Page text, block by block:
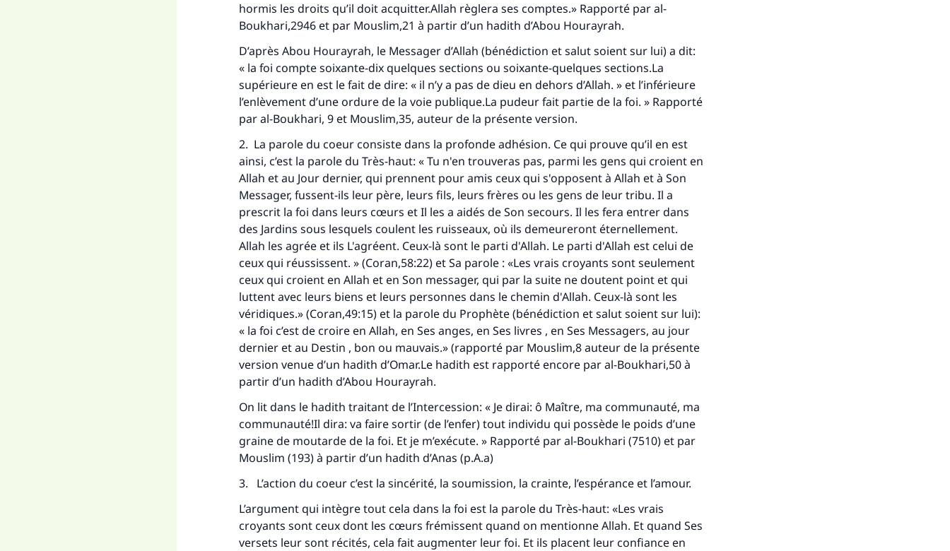
hormis les droits qu’il doit acquitter.Allah règlera ses comptes.» Rapporté par al-
Boukhari,2946 et par Mouslim,21 à partir d’un hadith d’Abou Hourayrah.
D’après Abou Hourayrah, le Messager d’Allah (bénédiction et salut soient sur lui) a dit:
« la foi compte soixante-dix quelques sections ou soixante-quelques sections.La
supérieure en est le fait de dire: « il n’y a pas de dieu en dehors d’Allah. » et l’inférieure
l’enlèvement d’une ordure de la voie publique.La pudeur fait partie de la foi. » Rapporté
par al-Boukhari, 9 et Mouslim,35, auteur de la présente version.
2. La parole du coeur consiste dans la profonde adhésion. Ce qui prouve qu’il en est
ainsi, c’est la parole du Très-haut: « Tu n'en trouveras pas, parmi les gens qui croient en
Allah et au Jour dernier, qui prennent pour amis ceux qui s'opposent à Allah et à Son
Messager, fussent-ils leur père, leurs fils, leurs frères ou les gens de leur tribu. Il a
prescrit la foi dans leurs cœurs et Il les a aidés de Son secours. Il les fera entrer dans
des Jardins sous lesquels coulent les ruisseaux, où ils demeureront éternellement.
Allah les agrée et ils L'agréent. Ceux-là sont le parti d'Allah. Le parti d'Allah est celui de
ceux qui réussissent. » (Coran,58:22) et Sa parole : «Les vrais croyants sont seulement
ceux qui croient en Allah et en Son messager, qui par la suite ne doutent point et qui
luttent avec leurs biens et leurs personnes dans le chemin d'Allah. Ceux-là sont les
véridiques.» (Coran,49:15) et la parole du Prophète (bénédiction et salut soient sur lui):
« la foi c’est de croire en Allah, en Ses anges, en Ses livres , en Ses Messagers, au jour
dernier et au Destin , bon ou mauvais.» (rapporté par Mouslim,8 auteur de la présente
version venue d’un hadith d’Omar.Le hadith est rapporté encore par al-Boukhari,50 à
partir d’un hadith d’Abou Hourayrah.
On lit dans le hadith traitant de l’Intercession: « Je dirai: ô Maître, ma communauté, ma
communauté!Il dira: va faire sortir (de l’enfer) tout individu qui possède le poids d’une
graine de moutarde de la foi. Et je m’exécute. » Rapporté par al-Boukhari (7510) et par
Mouslim (193) à partir d’un hadith d’Anas (p.A.a)
3. L’action du coeur c’est la sincérité, la soumission, la crainte, l’espérance et l’amour.
L’argument qui intègre tout cela dans la foi est la parole du Très-haut: «Les vrais
croyants sont ceux dont les cœurs frémissent quand on mentionne Allah. Et quand Ses
versets leur sont récités, cela fait augmenter leur foi. Et ils placent leur confiance en
Faites une différence dans la vie de millions de
personnes grâce à votre contribution
Aidez nous à apporter des réponses.
Le Messager d'Allah (Paix sur lui) a dit:
"Celui qui indique une bonne action obtient la même récompense
(MOUSLIM 1893)
Soutenez IslamQA